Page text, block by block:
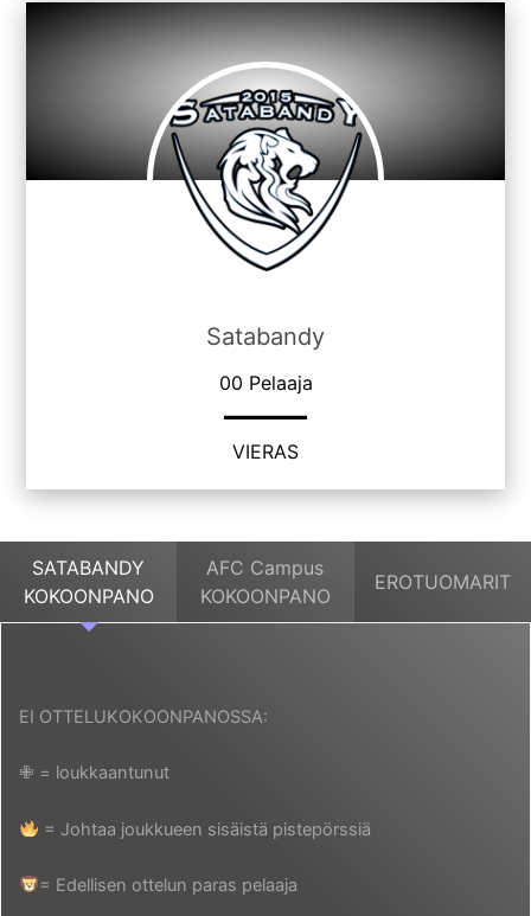
Satabandy
00 Pelaaja
VIERAS
SATABANDY
KOKOONPANO
AFC Campus
KOKOONPANO
EROTUOMARIT
EI OTTELUKOKOONPANOSSA:
✙ = loukkaantunut
= Johtaa joukkueen sisäistä pistepörssiä
= Edellisen ottelun paras pelaaja